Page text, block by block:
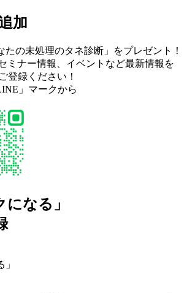
加
たの未処理のタネ診断」をプレゼント！
ミナー情報、イベントなど最新情報を
登録ください！
」マークから
になる」